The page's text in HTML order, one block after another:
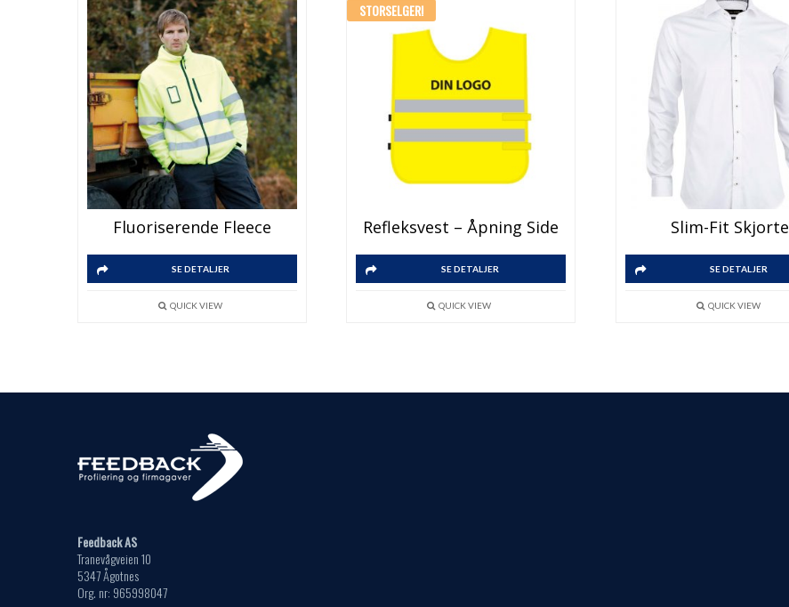
Fluoriserende Fleece
SE DETALJER
QUICK VIEW
STORSELGER!
Refleksvest – Åpning Side
SE DETALJER
QUICK VIEW
Slim-Fit Skjorte
SE DETALJER
QUICK VIEW
Feedback AS
Tranevågveien 10
5347 Ågotnes
Org. nr: 965998047